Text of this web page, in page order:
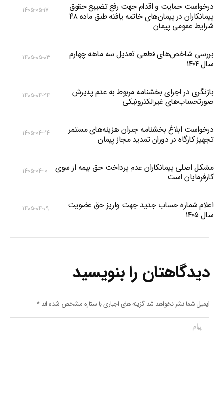
درخواست حمایت و اقدام جهت رفع تضییع حقوق
پیمانکاران در پیمان‌های خاتمه یافته طبق ماده ۴۸
شرایط عمومی پیمان
۱۴۰۵-۰۵-۱۷
بررسی شاخص‌های قطعی تعدیل سه ماهه چهارم
سال ۱۴۰۴
۱۴۰۵-۰۵-۰۳
بازنگری در اجرای بخشنامه مربوط به عدم پذیرش
صورتحساب‌های غیرالکترونیکی
۱۴۰۵-۰۴-۲۴
درخواست ابلاغ بخشنامه جبران هزینه‌های مستمر
تجهیز کارگاه در دوران تمدید مجاز پیمان
۱۴۰۵-۰۴-۲۴
مشکل اصلی پیمانکاران عدم پرداخت حق بیمه از سوی
کارفرمایان است
۱۴۰۵-۰۴-۱۰
اعلام شماره حساب جدید جهت واریز حق عضویت
سال ۱۴۰۵
۱۴۰۵-۰۴-۰۹
دیدگاهتان را بنویسید
ایمیل شما نشر نخواهد شد گزینه های اجباری با ستاره مشخص شده اند*
پیام